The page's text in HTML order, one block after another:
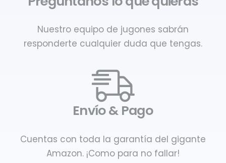
Nuestro equipo de jugones sabrán
responderte cualquier duda que tengas.
Envío & Pago
Cuentas con toda la garantía del gigante
Amazon. ¡Como para no fallar!